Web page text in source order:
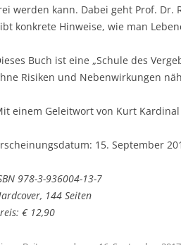
werden kann. Dabei geht Prof. Dr.
konkrete Hinweise, wie man
Buch ist eine „Schule des
Risiken und Nebenwirkungen
einem Geleitwort von Kurt Kardinal
15. September
978-3-936004-13-7
144 Seiten
€ 12,90